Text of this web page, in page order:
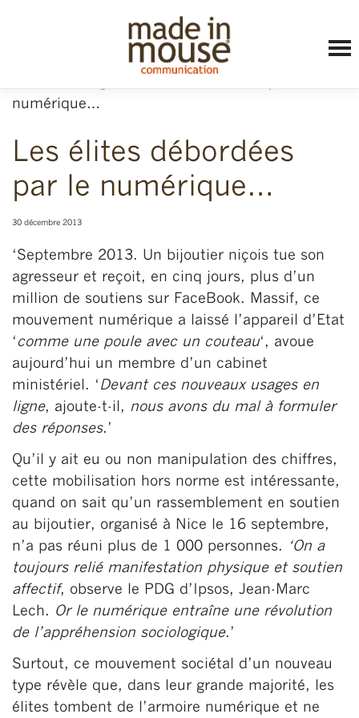
numérique…
Les élites débordées
par le numérique…
30 décembre 2013
‘Septembre 2013. Un bijoutier niçois tue son
agresseur et reçoit, en cinq jours, plus d’un
million de soutiens sur FaceBook. Massif, ce
mouvement numérique a laissé l’appareil d’Etat
‘ comme une poule avec un couteau‘, avoue
aujourd’hui un membre d’un cabinet
ministériel. ‘ Devant ces nouveaux usages en
ligne, ajoute-t-il, nous avons du mal à formuler
des réponses.’
Qu’il y ait eu ou non manipulation des chiffres,
cette mobilisation hors norme est intéressante,
quand on sait qu’un rassemblement en soutien
au bijoutier, organisé à Nice le 16 septembre,
n’a pas réuni plus de 1 000 personnes.
‘On a
toujours relié manifestation physique et soutien
affectif, observe le PDG d’Ipsos, Jean-Marc
Lech. Or le numérique entraîne une révolution
de l’appréhension sociologique.’
Surtout, ce mouvement sociétal d’un nouveau
type révèle que, dans leur grande majorité, les
élites tombent de l’armoire numérique et ne